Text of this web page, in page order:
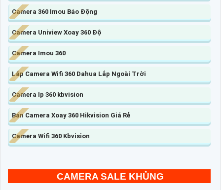
Camera 360 Imou Báo Động
Camera Uniview Xoay 360 Độ
Camera Imou 360
Lắp Camera Wifi 360 Dahua Lắp Ngoài Trời
Camera Ip 360 kbvision
Bán Camera Xoay 360 Hikvision Giá Rẻ
Camera Wifi 360 Kbvision
CAMERA SALE KHỦNG